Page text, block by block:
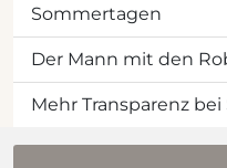
Sommertagen
Der Mann mit den
Mehr Transparenz